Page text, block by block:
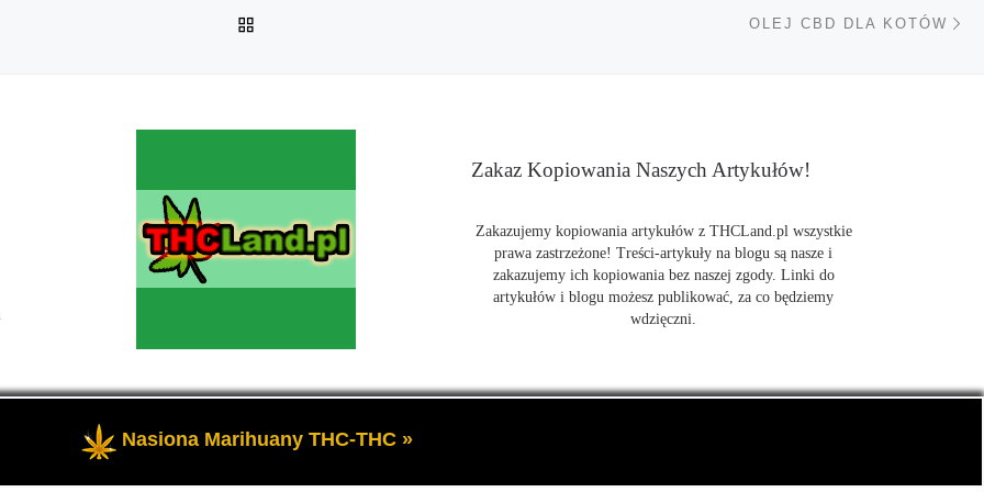
OLEJ CBD DLA KOTÓW
Zakaz Kopiowania Naszych Artykułów!
Zakazujemy kopiowania artykułów z THCLand.pl wszystkie
prawa zastrzeżone! Treści-artykuły na blogu są nasze i
zakazujemy ich kopiowania bez naszej zgody. Linki do
artykułów i blogu możesz publikować, za co będziemy
wdzięczni.
Czyli informacje na temat marihuany, konopi i cannabis oraz THC a także CBD.
Nasiona Marihuany THC-THC »